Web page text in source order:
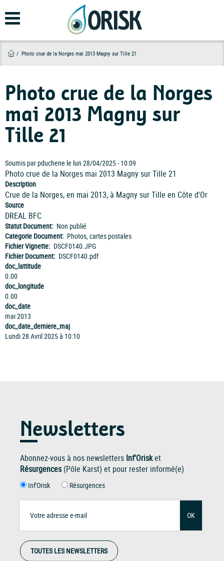
au
contenu
Photo crue de la Norges mai 2013 Magny sur Tille 21
Photo crue de la Norges
mai 2013 Magny sur
Tille 21
Soumis parpduchene le lun 28/04/2025 - 10:09
Photo crue de la Norges mai 2013 Magny sur Tille 21
Description
Crue de la Norges, en mai 2013, à Magny sur Tille en Côte d'Or
Source
DREAL BFC
Statut Document Non publié
Categorie Document Photos, cartes postales
Fichier Vignette DSCF0140.JPG
Fichier Document DSCF0140.pdf
doc_lattitude
0.00
doc_longitude
0.00
doc_date
mai 2013
doc_date_derniere_maj
Lundi 28 Avril 2025 à 10:10
Newsletters
Abonnez-vous à nos newsletters Inf'Orisket
Résurgences(Pôle Karst) et pour rester informé(e)
Inf'Orisk Résurgences
OK
TOUTES LES NEWSLETTERS